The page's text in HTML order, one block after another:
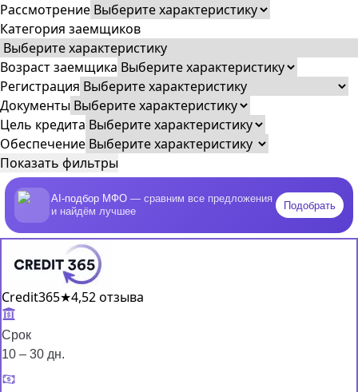
Рассмотрение
Категория заемщиков
Возраст заемщика
Регистрация
Документы
Цель кредита
Обеспечение
Показать фильтры
AI-подбор МФО — сравним все предложения
и найдём лучшее
Подобрать
Credit365★4,52 отзыва
Срок
10 – 30 дн.